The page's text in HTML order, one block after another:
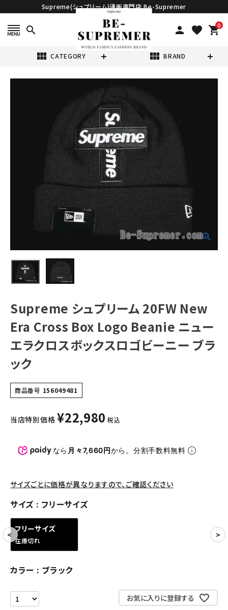
Supreme(シュプリーム)通販専門店 Be-Supremer
search person favorite 0
shopping_cart
view_module CATEGORY view_module BRAND
Supreme シュプ
CATEGORY
パーカー・トレーナー
ジャケット・アウター
キャップ・ハット
ニット帽・ビーニー
バックパック・リュック
その他バッグ類
パンツ・ショーツ
SEASON
CONTENTS
ACCOUNT MENU
Supreme シュプリーム 20FW New
Era Cross Box Logo Beanie ニュー
エラクロスボックスロゴビーニー ブラ
ック
商品番号 156049481
当店特別価格 ¥22,980 税込
なら 月々7,660円から。分割手数料無料
サイズごとに価格が異なりますので、ご確認ください
サイズ フリーサイズ
フリーサイズ
在庫切れ
カラー ブラック
お気に入りに登録する